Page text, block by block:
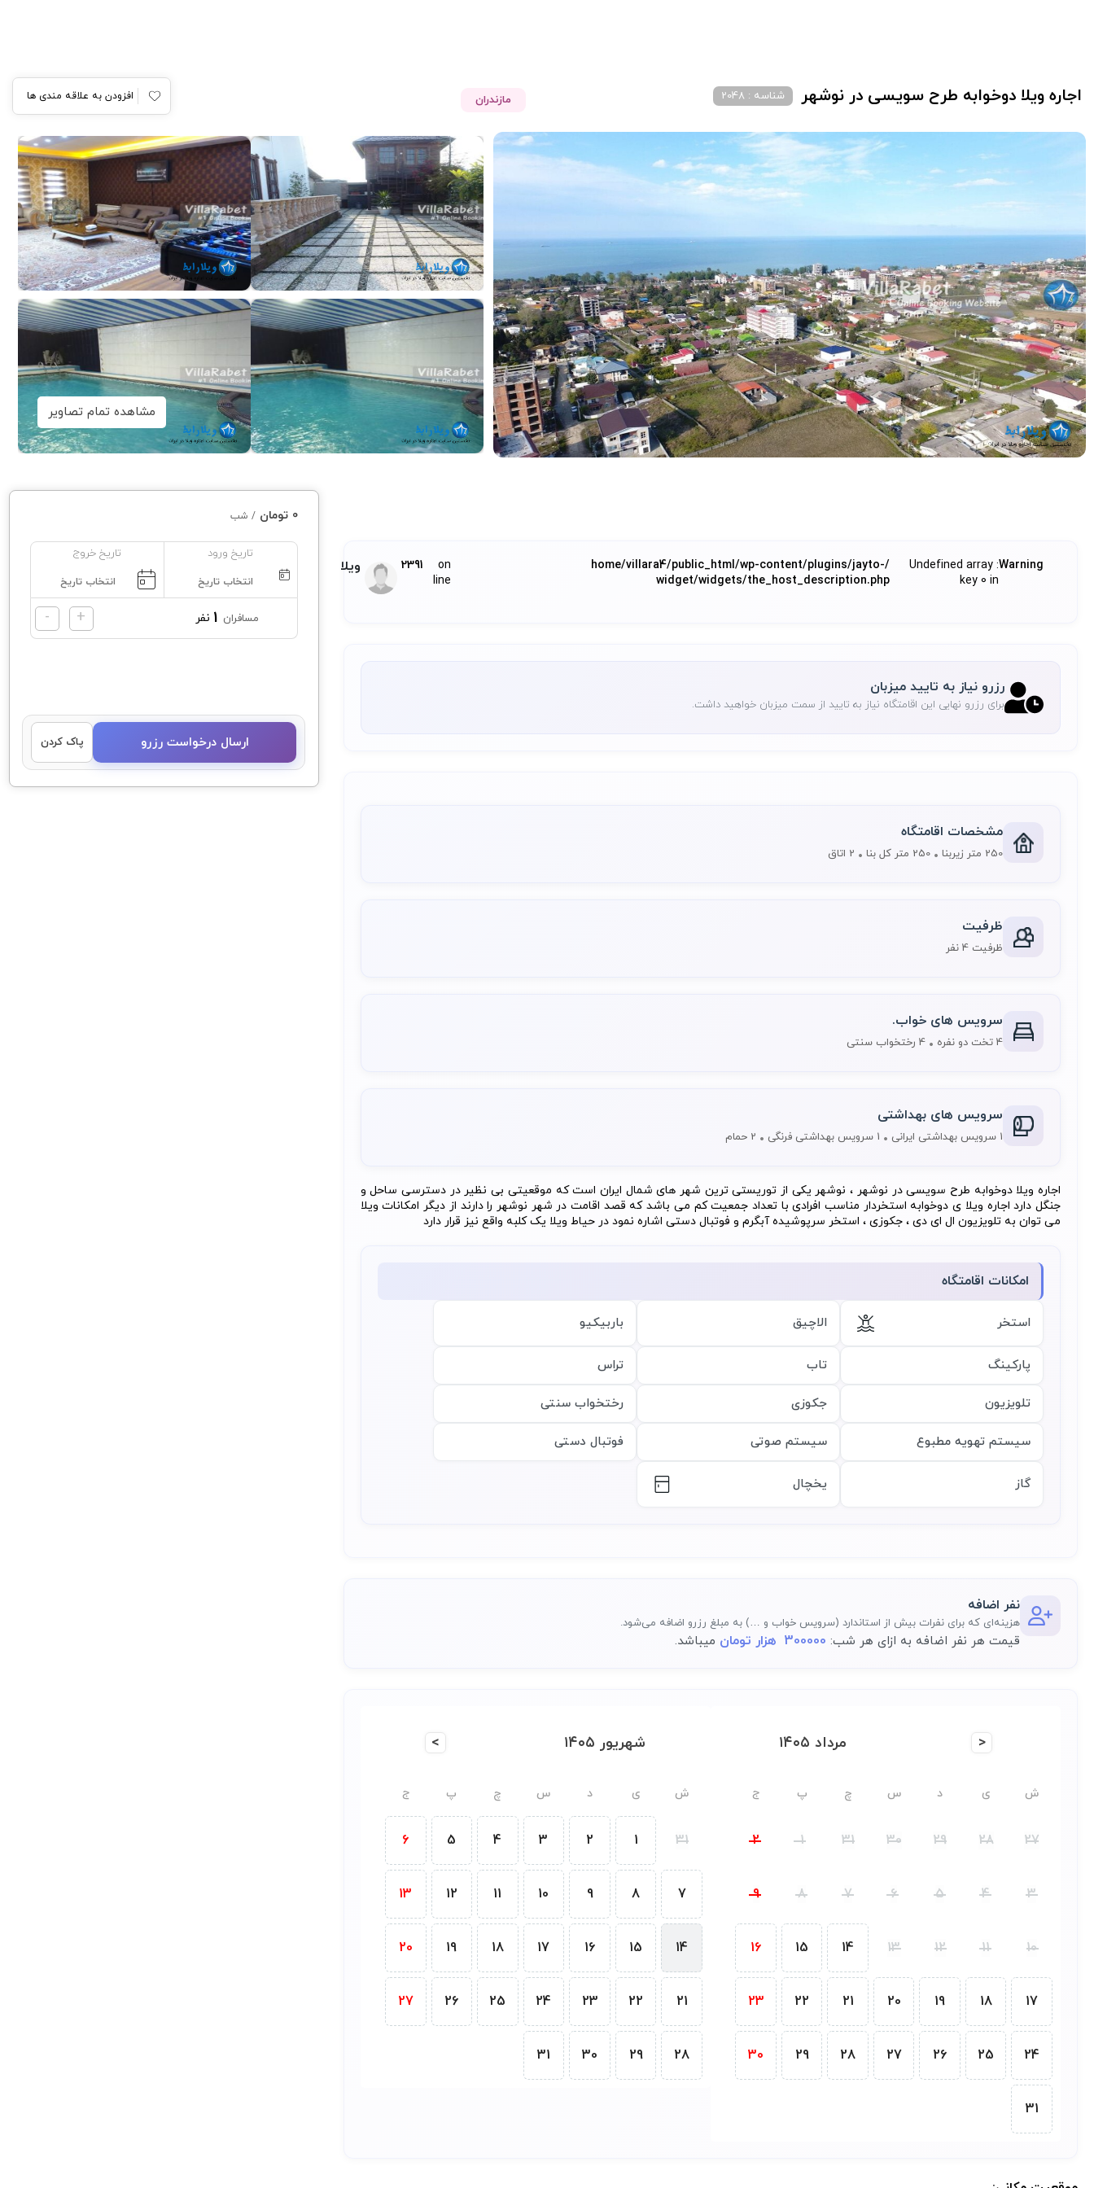
اجاره ویلا دوخوابه طرح سویسی در نوشهر شناسه : 2048 مازندران افزودن به علاقه مندی ها
مشاهده تمام تصاویر
Warning
: Undefined array
key 0 in
/home/villara4/public_html/wp-content/plugins/jayto-
widget/widgets/the_host_description.php
on
line
2391 ویلا
به میزبانی غزالهاسماعیل زاده
رزرو نیاز به تایید میزبان
برای رزرو نهایی این اقامتگاه نیاز به تایید از سمت میزبان خواهید داشت.
مشخصات اقامتگاه
250 متر زیربنا 250 متر کل بنا 2 اتاق
ظرفیت
ظرفیت 4 نفر
سرویس های خواب.
4 تخت دو نفره 4 رختخواب سنتی
سرویس های بهداشتی
1 سرویس بهداشتی ایرانی 1 سرویس بهداشتی فرنگی 2 حمام
اجاره ویلا دوخوابه طرح سویسی در نوشهر ، نوشهر یکی از توریستی ترین شهر های شمال ایران است که موقعیتی بی نظیر در دسترسی ساحل و
جنگل دارد اجاره ویلا ی دوخوابه استخردار مناسب افرادی با تعداد جمعیت کم می باشد که قصد اقامت در شهر نوشهر را دارند از دیگر امکانات ویلا
می توان به تلویزیون ال ای دی ، جکوزی ، استخر سرپوشیده آبگرم و فوتبال دستی اشاره نمود در حیاط ویلا یک کلبه واقع نیز قرار دارد
امکانات اقامتگاه
استخر الاچیق باربیکیو
پارکینگ تاب تراس
تلویزیون جکوزی رختخواب سنتی
سیستم تهویه مطبوع سیستم صوتی فوتبال دستی
گاز یخچال
نفر اضافه
هزینه‌ای که برای نفرات بیش از استاندارد (سرویس خواب و …) به مبلغ رزرو اضافه می‌شود.
قیمت هر نفر اضافه به ازای هر شب: 300000 هزار تومان میباشد.
< مرداد ۱۴۰۵
ش ی د س چ پ ج
27
28
29
30
31
1
2
3
4
5
6
7
8
9
10
11
12
13
14
15
16
17
18
19
20
21
22
23
24
25
26
27
28
29
30
31
شهریور ۱۴۰۵ >
ش ی د س چ پ ج
31
1
2
3
4
5
6
7
8
9
10
11
12
13
14
15
16
17
18
19
20
21
22
23
24
25
26
27
28
29
30
31
0 تومان / شب
تاریخ ورود تاریخ خروج
مسافران 1 نفر +
-
ارسال درخواست رزرو پاک کردن